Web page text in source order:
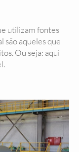
utilizam fontes
são aqueles que
Ou seja: aqui